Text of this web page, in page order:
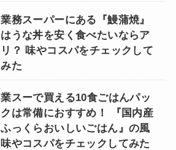
業務スーパーにある『鰻蒲焼』
はうな丼を安く食べたいならア
リ？ 味やコスパをチェックして
みた
業スーで買える10食ごはんパッ
クは常備におすすめ！ 『国内産
ふっくらおいしいごはん』の風
味やコスパをチェックしてみた